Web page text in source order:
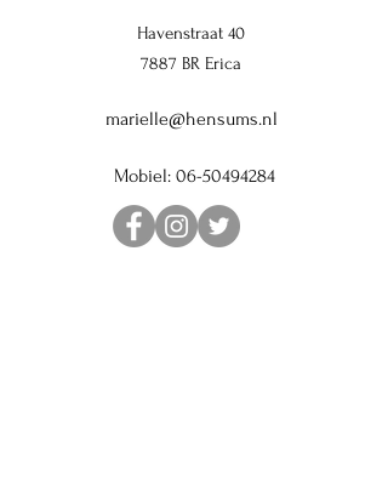
Havenstraat 40
7887 BR Erica
marielle@hensums.nl
Mobiel: 06-50494284